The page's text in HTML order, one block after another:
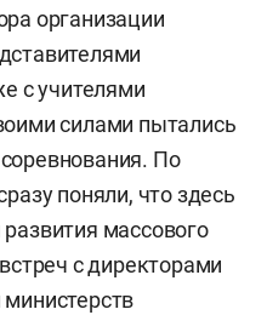
организации
с учителями
силами пытались
По
поняли, что здесь
массового
с директорами